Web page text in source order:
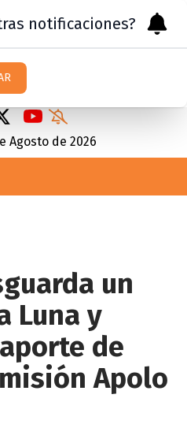
Agosto de 2026
un
Luna y
de
Apolo
notificaciones?